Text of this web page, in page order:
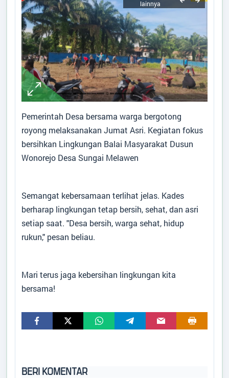
ARTIKEL
Data Suplemen
Desa : Sungai Melawen
Kecamatan
: Pangkalan Lada
Kabupaten
: Kotawaringin Barat
Kode Desa
: 6201052010
Kode Pos
: 74184
Alamat Kantor
: Jalan Lada Lima Sungai
Pemerintah Desa bersama warga bergotong
royong melaksanakan Jumat Asri. Kegiatan fokus
bersihkan Lingkungan Balai Masyarakat Dusun
Wonorejo Desa Sungai Melawen
Semangat kebersamaan terlihat jelas. Kades
berharap lingkungan tetap bersih, sehat, dan asri
setiap saat. "Desa bersih, warga sehat, hidup
rukun," pesan beliau.
Mari terus jaga kebersihan lingkungan kita
bersama!
BERI KOMENTAR